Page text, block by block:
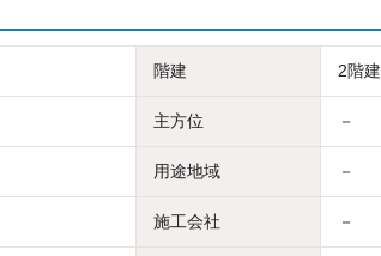
階建 2階建
主方位 －
用途地域 －
施工会社 －